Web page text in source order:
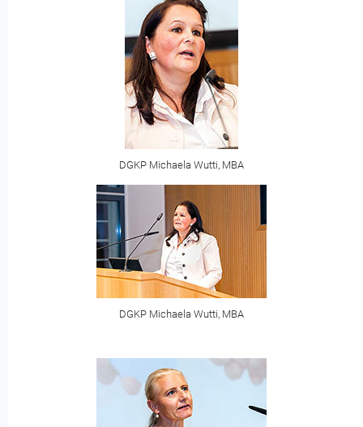
DGKP Michaela Wutti, MBA
DGKP Michaela Wutti, MBA